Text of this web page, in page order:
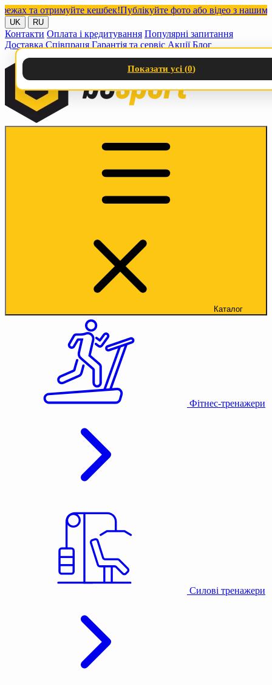
та отримуйте кешбек!Публікуйте фото або відео з нашими
UK RU
Контакти Оплата і кредитування Популярні запитання
Доставка Співпраця Гарантія та сервіс Акції Блог
Каталог
Фітнес-тренажери
Силові тренажери
Показати усі (0)